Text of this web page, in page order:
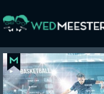
to
content